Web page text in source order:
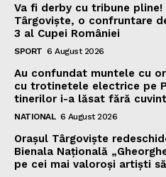
Va fi derby cu tribune pline!
Târgoviște, o confruntare
3 al Cupei României
SPORT 6 August 2026
Au confundat muntele cu
cu trotinetele electrice pe
tinerilor i-a lăsat fără
NATIONAL 6 August 2026
Orașul Târgoviște
Bienala Națională
pe cei mai valoroși artiști